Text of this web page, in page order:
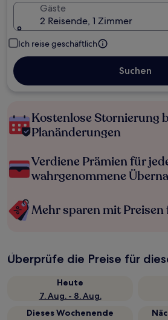
Gäste
2 Reisende, 1 Zimmer
Ich reise geschäftlich
Suchen
Kostenlose Stornierung
Planänderungen
Verdiene Prämien für
wahrgenommene
Mehr sparen mit
Überprüfe die Preise für
Heute
7. Aug. - 8. Aug.
Dieses Wochenende